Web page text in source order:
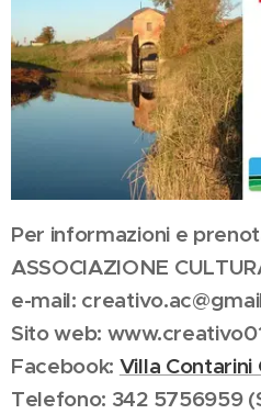
Per informazioni e
ASSOCIAZIONE
e-mail:
Sito web:
Facebook: Villa Contarini
Telefono: 342 5756959